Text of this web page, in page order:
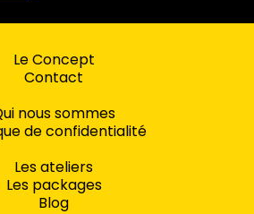
Le Concept
Contact
nous sommes
de confidentialité
Les ateliers
Les packages
Blog